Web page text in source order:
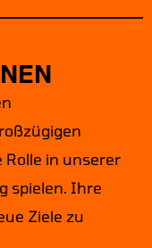
in unserer
spielen. Ihre
Ziele zu